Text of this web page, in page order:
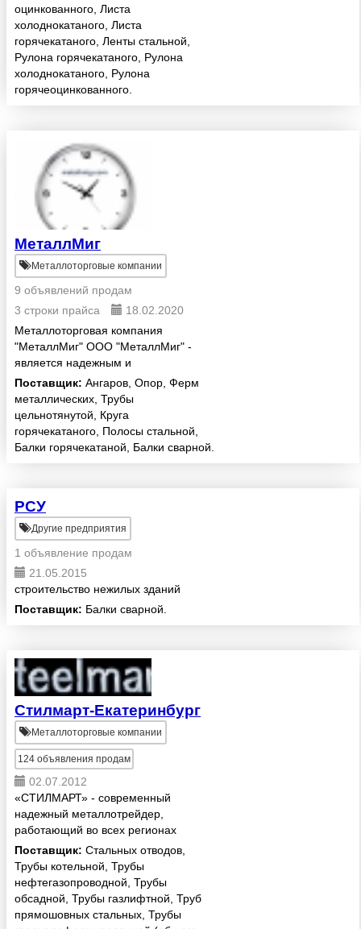
оцинкованного, Листа
холоднокатаного, Листа
горячекатаного, Ленты стальной,
Рулона горячекатаного, Рулона
холоднокатаного, Рулона
горячеоцинкованного.
МеталлМиг
Металлоторговые компании
9 объявлений продам
3 строки прайса
18.02.2020
Металлоторговая компания
"МеталлМиг" ООО "МеталлМиг" -
является надежным и
стабильным поставщиком
черного металлопроката.
Основным направлением
деятельности компании является
продажа нового, лежалого...
Поставщик: Ангаров, Опор, Ферм
металлических, Трубы
цельнотянутой, Круга
горячекатаного, Полосы стальной,
Балки горячекатаной, Балки сварной.
РСУ
Другие предприятия
1 объявление продам
21.05.2015
строительство нежилых зданий
Поставщик: Балки сварной.
Стилмарт-Екатеринбург
Металлоторговые компании
124 объявления продам
02.07.2012
«СТИЛМАРТ» - современный
надежный металлотрейдер,
работающий во всех регионах
России и СНГ. «СТИЛМАРТ»
предлагает свыше 5000
продуктов более чем от 100
производителей и поставщиков.
Наши спе...
Поставщик: Стальных отводов,
Трубы котельной, Трубы
нефтегазопроводной, Трубы
обсадной, Трубы газлифтной, Труб
прямошовных стальных, Трубы